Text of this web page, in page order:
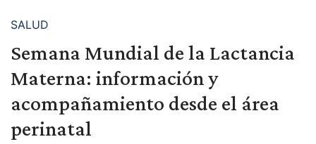
SALUD
Semana Mundial de la Lactancia
Materna: información y
acompañamiento desde el área
perinatal